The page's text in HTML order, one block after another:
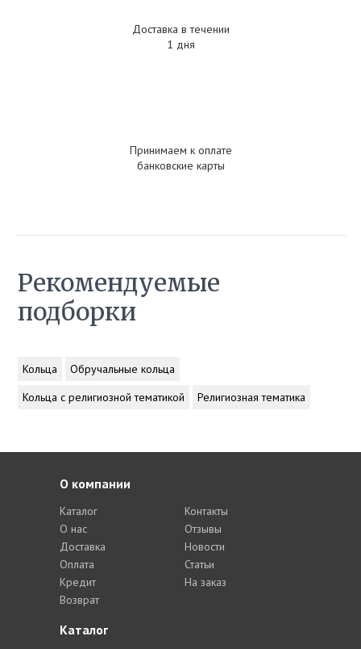
Доставка в течении
1 дня
Принимаем к оплате
банковские карты
Рекомендуемые
подборки
Кольца
Обручальные кольца
Кольца с религиозной тематикой
Религиозная тематика
Каталог
О компании
Каталог
О нас
Доставка
Оплата
Кредит
Возврат
Контакты
Отзывы
Новости
Статьи
На заказ